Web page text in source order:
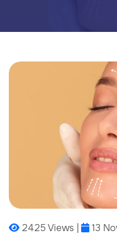
2425 Views | 13